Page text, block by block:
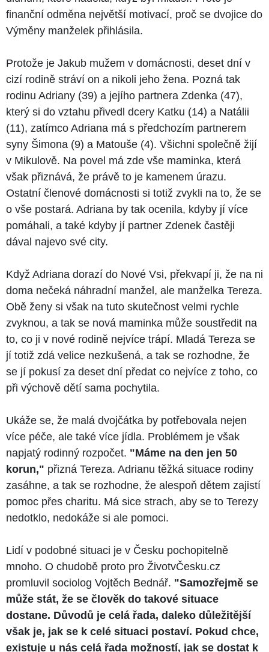
finanční odměna největší motivací, proč se dvojice do
Výměny manželek přihlásila.
Protože je Jakub mužem v domácnosti, deset dní v
cizí rodině stráví on a nikoli jeho žena. Pozná tak
rodinu Adriany (39) a jejího partnera Zdenka (47),
který si do vztahu přivedl dcery Katku (14) a Natálii
(11), zatímco Adriana má s předchozím partnerem
syny Šimona (9) a Matouše (4). Všichni společně žijí
v Mikulově. Na povel má zde vše maminka, která
však přiznává, že právě to je kamenem úrazu.
Ostatní členové domácnosti si totiž zvykli na to, že se
o vše postará. Adriana by tak ocenila, kdyby jí více
pomáhali, a také kdyby jí partner Zdenek častěji
dával najevo své city.
Když Adriana dorazí do Nové Vsi, překvapí ji, že na ni
doma nečeká náhradní manžel, ale manželka Tereza.
Obě ženy si však na tuto skutečnost velmi rychle
zvyknou, a tak se nová maminka může soustředit na
to, co ji v nové rodině nejvíce trápí. Mladá Tereza se
jí totiž zdá velice nezkušená, a tak se rozhodne, že
se jí pokusí za deset dní předat co nejvíce z toho, co
při výchově dětí sama pochytila.
Ukáže se, že malá dvojčátka by potřebovala nejen
více péče, ale také více jídla. Problémem je však
napjatý rodinný rozpočet. "Máme na den jen 50
korun," přizná Tereza. Adrianu těžká situace rodiny
zasáhne, a tak se rozhodne, že alespoň dětem zajistí
pomoc přes charitu. Má sice strach, aby se to Terezy
nedotklo, nedokáže si ale pomoci.
Lidí v podobné situaci je v Česku pochopitelně
mnoho. O chudobě proto pro ŽivotvČesku.cz
promluvil sociolog Vojtěch Bednář. "Samozřejmě se
může stát, že se člověk do takové situace
dostane. Důvodů je celá řada, daleko důležitější
však je, jak se k celé situaci postaví. Pokud chce,
existuje u nás celá řada možností, jak se dostat k